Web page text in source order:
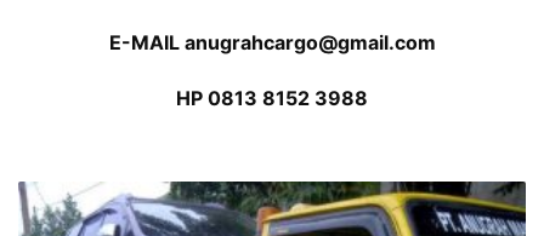
E-MAIL anugrahcargo@gmail.com
HP 0813 8152 3988